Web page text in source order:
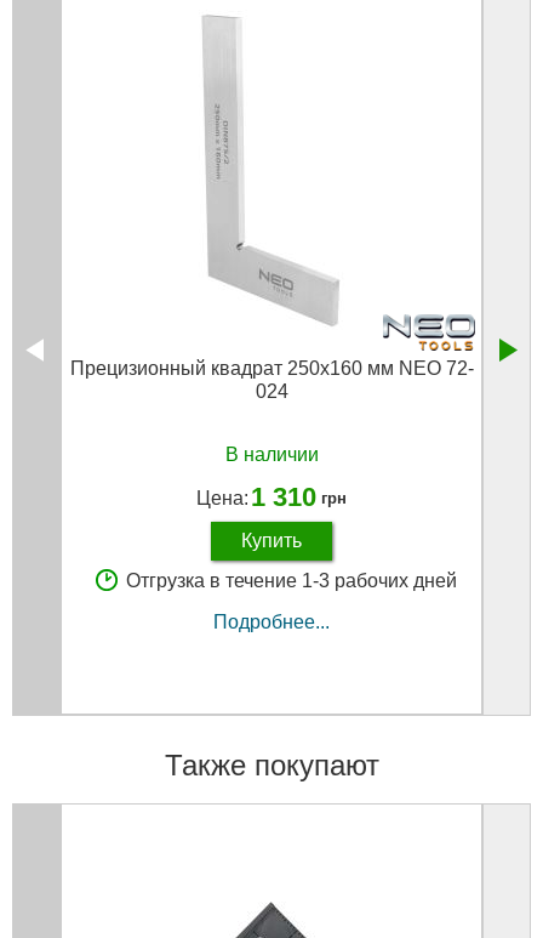
Прецизионный квадрат 250x160 мм NEO 72-
024
В наличии
Цена: 1 310 грн
Купить
Отгрузка в течение 1-3 рабочих дней
Подробнее...
Также покупают